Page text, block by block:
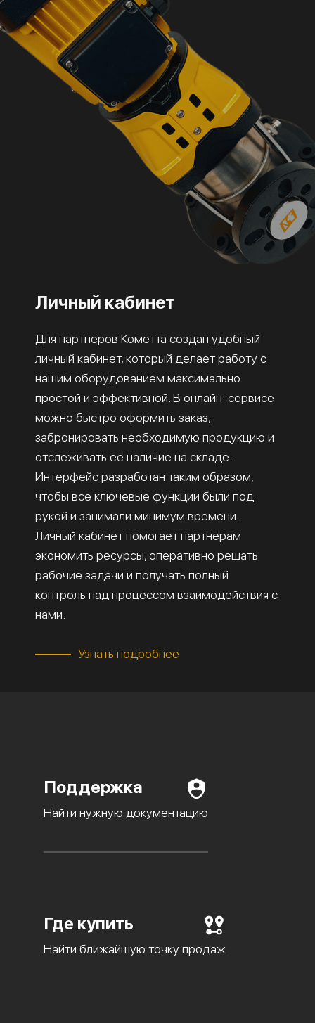
Личный кабинет
Для партнёров Кометта создан удобный
личный кабинет, который делает работу с
нашим оборудованием максимально
простой и эффективной. В онлайн-сервисе
можно быстро оформить заказ,
забронировать необходимую продукцию и
отслеживать её наличие на складе.
Интерфейс разработан таким образом,
чтобы все ключевые функции были под
рукой и занимали минимум времени.
Личный кабинет помогает партнёрам
экономить ресурсы, оперативно решать
рабочие задачи и получать полный
контроль над процессом взаимодействия с
нами.
Узнать подробнее
Поддержка
Найти нужную документацию
Где купить
Найти ближайшую точку продаж